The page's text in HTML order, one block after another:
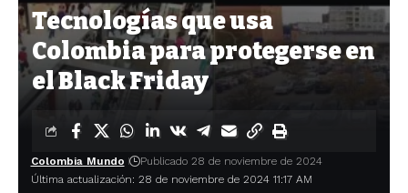
Tecnologías que usa
Colombia para protegerse en
el Black Friday
Última actualización: 28 de noviembre de 2024 11:17 AM
Colombia Mundo Publicado 28 de noviembre de 2024